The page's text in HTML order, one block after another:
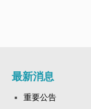
最新消息
重要公告